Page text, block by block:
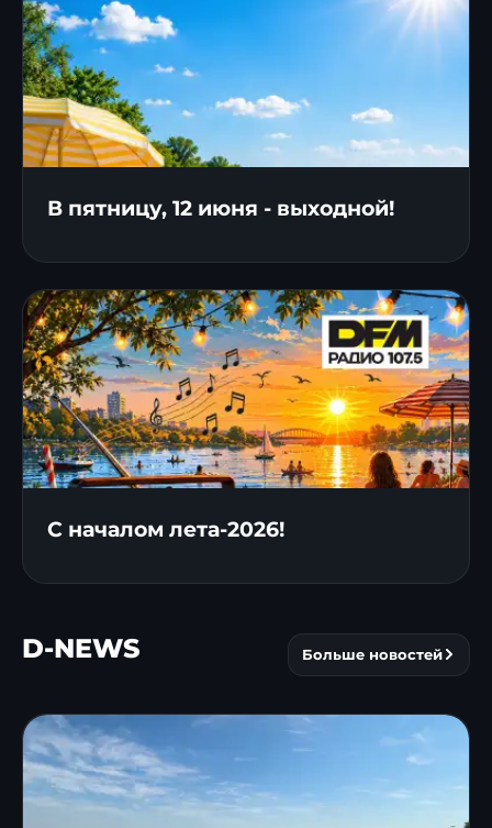
В пятницу, 12 июня - выходной!
С началом лета-2026!
D-NEWS Больше новостей